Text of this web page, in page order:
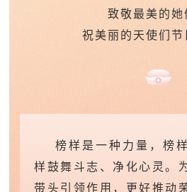
致敬最美的她
祝美丽的天使们节
榜样是一种力量，榜
样鼓舞斗志、净化心灵。
带头引领作用，更好推动